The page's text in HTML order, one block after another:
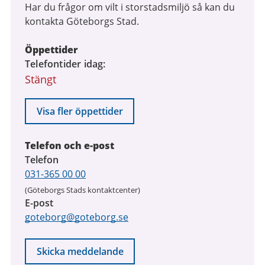
Har du frågor om vilt i storstadsmiljö så kan du
kontakta Göteborgs Stad.
Öppettider
Telefontider idag
Stängt
Visa fler öppettider
Telefon och e-post
Telefon
031-365 00 00
(Göteborgs Stads kontaktcenter)
E-post
goteborg@goteborg.se
Skicka meddelande